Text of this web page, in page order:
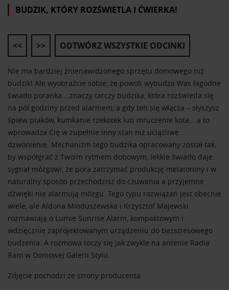
BUDZIK, KTÓRY ROZŚWIETLA I ĆWIERKA!
Nie ma bardziej znienawidzonego sprzętu domowego niż
budzik! Ale wyobraźcie sobie, że powoli wybudza Was łagodne
światło poranka …znaczy tarczy budzika, która rozświetla się
na pół godziny przed alarmem, a gdy ten się włącza – słyszysz
śpiew ptaków, kumkanie rzekotek lub mruczenie kota… a to
wprowadza Cię w zupełnie inny stan niż uciążliwe
dzwonienie. Mechanizm tego budzika opracowany został tak,
by współgrać z Twoim rytmem dobowym, lekkie światło daje
sygnał mózgowi, że pora zatrzymać produkcję melatoniny i w
naturalny sposób przechodzisz do czuwania a przyjemne
dźwięki nie alarmują mózgu. Tego typu rozwiązań jest obecnie
wiele, ale Aldona Mioduszewska i Krzysztof Majewski
rozmawiają o Lumie Sunrise Alarm, kompaktowym i
wdzięcznie zaprojektowanym urządzeniu do bezstresowego
budzenia. A rozmowa toczy się jak zwykle na antenie Radia
Ram w Domowej Galerii Stylu.
Zdjęcie pochodzi ze strony producenta
<< >> ODTWÓRZ WSZYSTKIE ODCINKI